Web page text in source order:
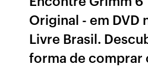
Original - em DVD
Livre Brasil.
forma de comprar